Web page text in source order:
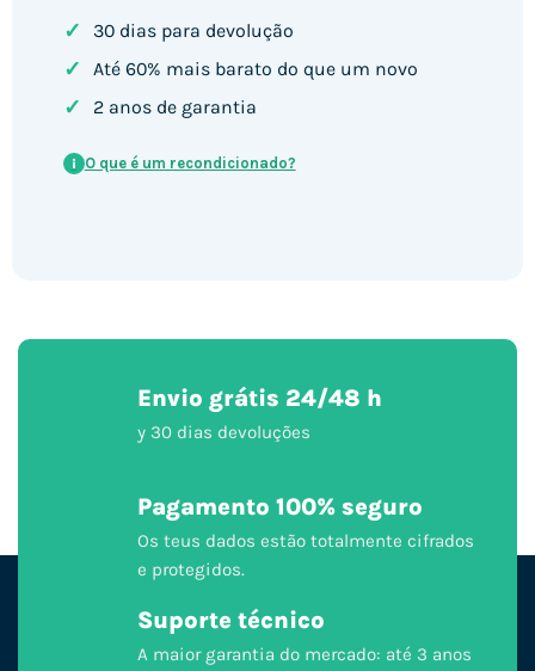
✓ 30 dias para devolução
✓ Até 60% mais barato do que um novo
✓ 2 anos de garantia
i O que é um recondicionado?
Envio grátis 24/48 h
y 30 dias devoluções
Pagamento 100% seguro
Os teus dados estão totalmente cifrados
e protegidos.
Suporte técnico
A maior garantia do mercado: até 3 anos